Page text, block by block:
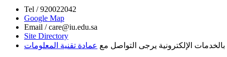
Tel /920022042
Google Map
Email /care@iu.edu.sa
Site Directory
الإلكترونية يرجى التواصل مع عمادة تقنية المعلومات